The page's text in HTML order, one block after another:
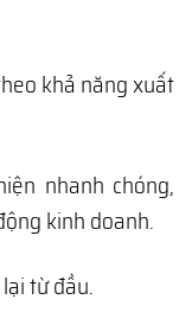
khả năng xuất
nhanh chóng,
kinh doanh.
từ đầu.